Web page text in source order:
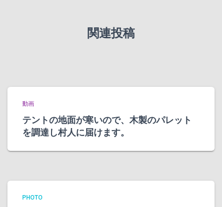
関連投稿
動画
テントの地面が寒いので、木製のパレット
を調達し村人に届けます。
PHOTO